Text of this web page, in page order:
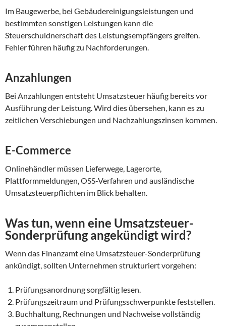
Im Baugewerbe, bei Gebäudereinigungsleistungen und
bestimmten sonstigen Leistungen kann die
Steuerschuldnerschaft des Leistungsempfängers greifen.
Fehler führen häufig zu Nachforderungen.
Anzahlungen
Bei Anzahlungen entsteht Umsatzsteuer häufig bereits vor
Ausführung der Leistung. Wird dies übersehen, kann es zu
zeitlichen Verschiebungen und Nachzahlungszinsen kommen.
E-Commerce
Onlinehändler müssen Lieferwege, Lagerorte,
Plattformmeldungen, OSS-Verfahren und ausländische
Umsatzsteuerpflichten im Blick behalten.
Was tun, wenn eine Umsatzsteuer-
Sonderprüfung angekündigt wird?
Wenn das Finanzamt eine Umsatzsteuer-Sonderprüfung
ankündigt, sollten Unternehmen strukturiert vorgehen:
Prüfungsanordnung sorgfältig lesen.
Prüfungszeitraum und Prüfungsschwerpunkte feststellen.
Buchhaltung, Rechnungen und Nachweise vollständig